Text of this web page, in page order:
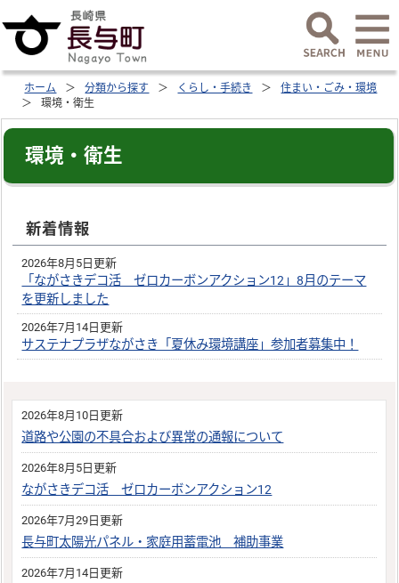
ホーム 分類から探す くらし・手続き
住まい・ごみ・環境
環境・衛生
環境・衛生
新着情報
2026年8月5日更新
「ながさきデコ活 ゼロカーボンアクション12」8月のテーマ
を更新しました
2026年7月14日更新
サステナプラザながさき「夏休み環境講座」参加者募集中！
2026年8月10日更新
道路や公園の不具合および異常の通報について
2026年8月5日更新
ながさきデコ活 ゼロカーボンアクション12
2026年7月29日更新
長与町太陽光パネル・家庭用蓄電池 補助事業
2026年7月14日更新